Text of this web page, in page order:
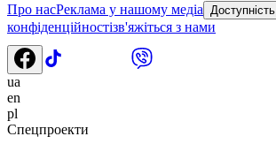
Про насРеклама у нашому медіа Доступність
конфіденційностізв'яжіться з нами
ua
en
pl
Спецпроекти